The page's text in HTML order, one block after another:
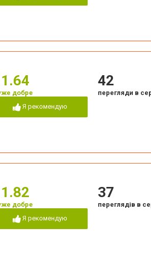
добре
Я рекомендую
42
перегляди в
перинатального центру
добре
Я рекомендую
37
переглядів в